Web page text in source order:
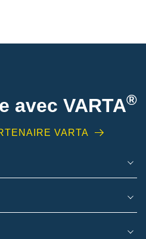
avec VARTA®
VARTA